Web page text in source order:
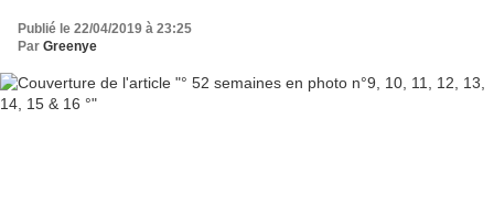
Publié le 22/04/2019 à 23:25
Par Greenye